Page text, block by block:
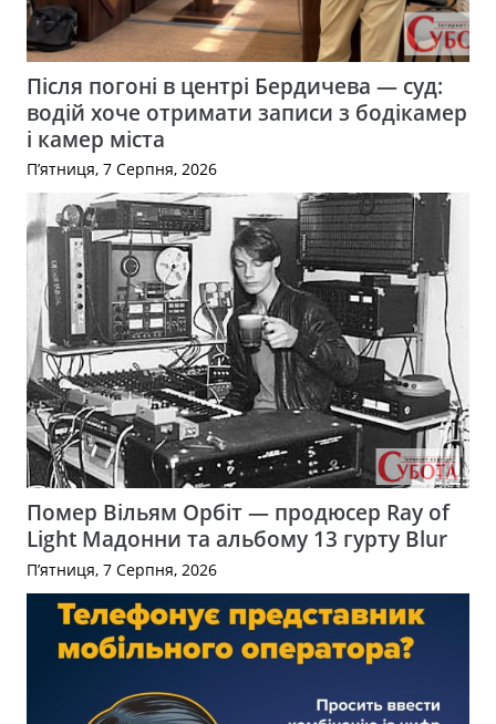
Після погоні в центрі Бердичева — суд:
водій хоче отримати записи з бодікамер
і камер міста
П’ятниця, 7 Серпня, 2026
Помер Вільям Орбіт — продюсер Ray of
Light Мадонни та альбому 13 гурту Blur
П’ятниця, 7 Серпня, 2026